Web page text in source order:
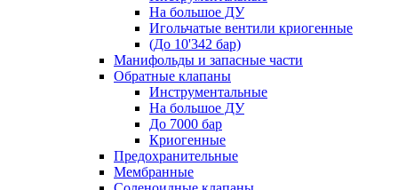
На большое ДУ
Игольчатые вентили криогенные
(До 10'342 бар)
Манифольды и запасные части
Обратные клапаны
Инструментальные
На большое ДУ
До 7000 бар
Криогенные
Предохранительные
Мембранные